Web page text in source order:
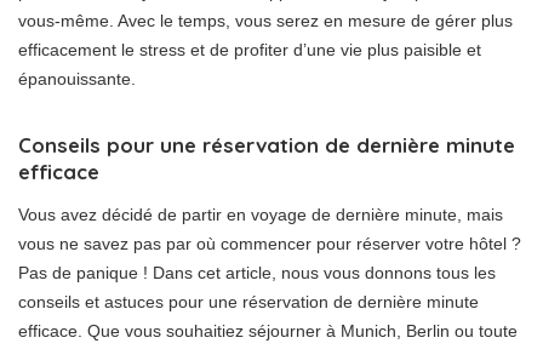
vous-même. Avec le temps, vous serez en mesure de gérer plus
efficacement le stress et de profiter d’une vie plus paisible et
épanouissante.
Conseils pour une réservation de dernière minute
efficace
Vous avez décidé de partir en voyage de dernière minute, mais
vous ne savez pas par où commencer pour réserver votre hôtel ?
Pas de panique ! Dans cet article, nous vous donnons tous les
conseils et astuces pour une réservation de dernière minute
efficace. Que vous souhaitiez séjourner à Munich, Berlin ou toute